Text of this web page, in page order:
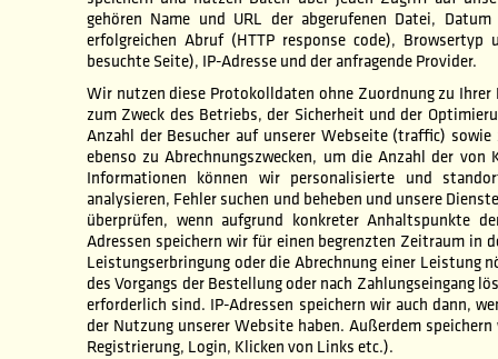
gehören Name und URL der abgerufenen Datei,
erfolgreichen Abruf (HTTP response code),
besuchte Seite), IP-Adresse und der anfragende Provider.
Wir nutzen diese Protokolldaten ohne Zuordnung zu
zum Zweck des Betriebs, der Sicherheit und der
Anzahl der Besucher auf unserer Webseite (traffic)
ebenso zu Abrechnungszwecken, um die Anzahl der
Informationen können wir personalisierte und
analysieren, Fehler suchen und beheben und unsere
überprüfen, wenn aufgrund konkreter Anhaltspunkte
Adressen speichern wir für einen begrenzten Zeitraum in
Leistungserbringung oder die Abrechnung einer Leistung
des Vorgangs der Bestellung oder nach Zahlungseingang
erforderlich sind. IP-Adressen speichern wir auch dann,
der Nutzung unserer Website haben. Außerdem
Registrierung, Login, Klicken von Links etc.).